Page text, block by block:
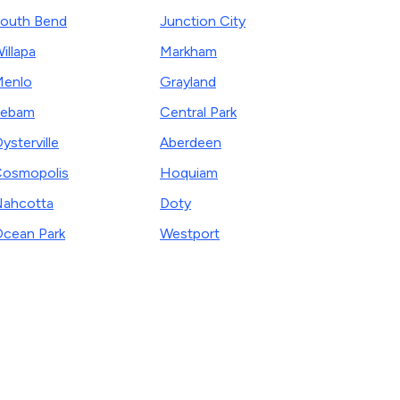
Bend
Park
Junction City
Markham
Grayland
Central Park
Aberdeen
Hoquiam
Doty
Westport